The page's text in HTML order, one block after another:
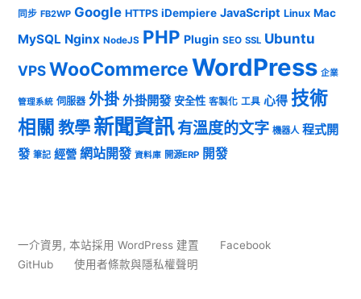
同步 FB2WP Google HTTPS iDempiere JavaScript Linux Mac
MySQL Nginx NodeJS PHP Plugin SEO SSL Ubuntu
VPSWooCommerceWordPress 企業
管理系統 伺服器 外掛 外掛開發 安全性 客製化 工具 心得 技術
相關 教學 新聞資訊有溫度的文字 機器人 程式開
發 筆記 經營 網站開發 資料庫 開源ERP 開發
一介資男, 本站採用 WordPress 建置
Facebook
GitHub
使用者條款與隱私權聲明